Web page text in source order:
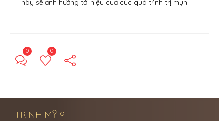
này sẽ ảnh hưởng tới hiệu quả của quá trình trị mụn.
0 0
TRINH MỸ ®